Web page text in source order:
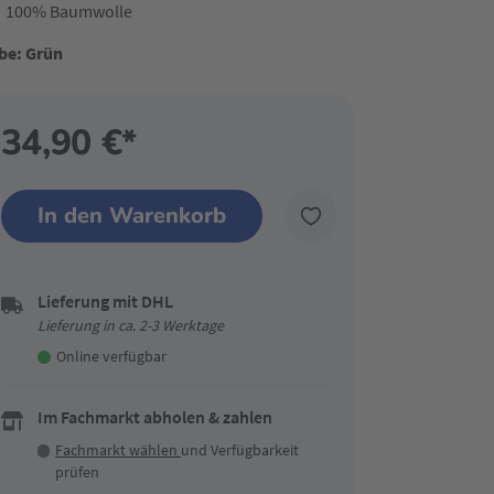
100% Baumwolle
Grün
34,90 €*
In den Warenkorb
Lieferung mit DHL
Lieferung in ca. 2-3 Werktage
Online verfügbar
Im Fachmarkt abholen & zahlen
Fachmarkt wählen und Verfügbarkeit
prüfen